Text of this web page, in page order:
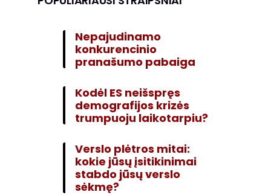
Nepajudinamo
konkurencinio
pranašumo pabaiga
Kodėl ES neišspręs
demografijos krizės
trumpuoju laikotarpiu?
Verslo plėtros mitai:
kokie jūsų įsitikinimai
stabdo jūsų verslo
sėkmę?